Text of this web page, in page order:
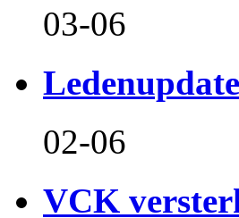
03-06
Ledenupdate
02-06
VCK